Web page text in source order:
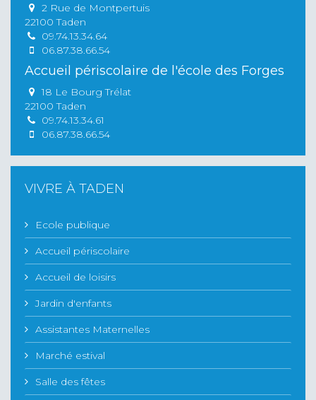
2 Rue de Montpertuis
22100 Taden
09.74.13.34.64
06.87.38.66.54
Accueil périscolaire de l'école des Forges
18 Le Bourg Trélat
22100 Taden
09.74.13.34.61
06.87.38.66.54
VIVRE À TADEN
Ecole publique
Accueil périscolaire
Accueil de loisirs
Jardin d'enfants
Assistantes Maternelles
Marché estival
Salle des fêtes